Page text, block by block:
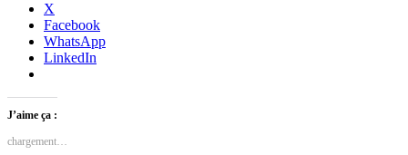
X
Facebook
WhatsApp
LinkedIn
J’aime ça :
chargement…